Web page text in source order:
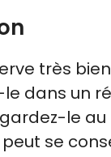
très
dans un
le au
se